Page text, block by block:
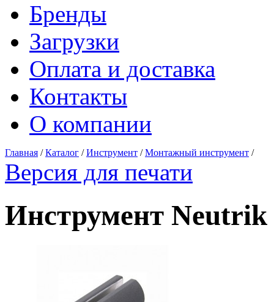
Бренды
Загрузки
Оплата и доставка
Контакты
О компании
Главная /Каталог /Инструмент /Монтажный инструмент /
Версия для печати
Инструмент